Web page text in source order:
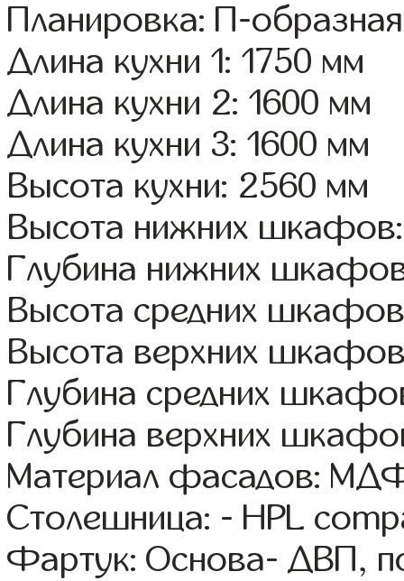
Планировка: П-образная
Длина кухни 1: 1750 мм
Длина кухни 2: 1600 мм
Длина кухни 3: 1600 мм
Высота кухни: 2560 мм
Высота нижних
Глубина нижних
Высота средних
Высота верхних
Глубина средних
Глубина верхних
Материал фасадов:
Столешница: - HPL
Фартук: Основа- ДВП,